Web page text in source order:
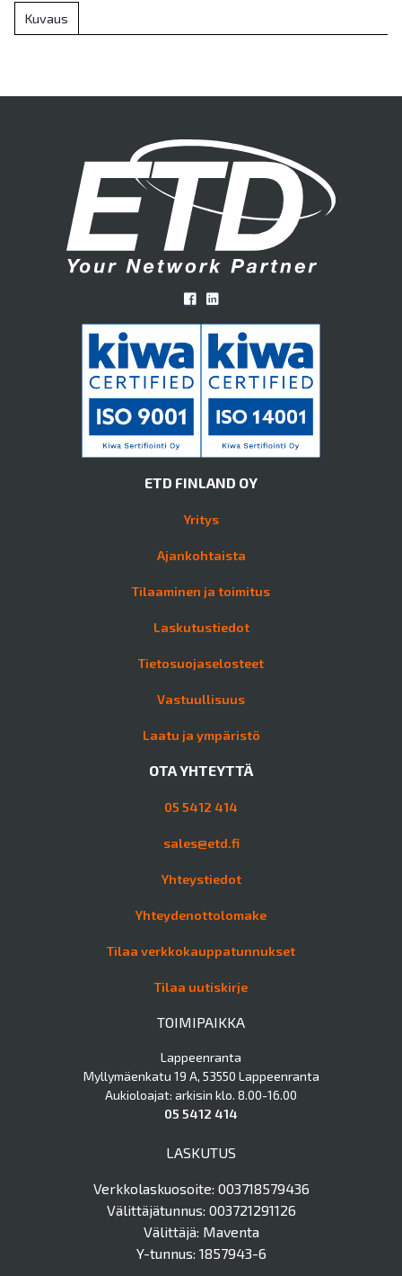
Kuvaus
ETD FINLAND OY
Yritys
Ajankohtaista
Tilaaminen ja toimitus
Laskutustiedot
Tietosuojaselosteet
Vastuullisuus
Laatu ja ympäristö
OTA YHTEYTTÄ
05 5412 414
sales@etd.fi
Yhteystiedot
Yhteydenottolomake
Tilaa verkkokauppatunnukset
Tilaa uutiskirje
TOIMIPAIKKA
Lappeenranta
Myllymäenkatu 19 A, 53550 Lappeenranta
Aukioloajat: arkisin klo. 8.00-16.00
05 5412 414
LASKUTUS
Verkkolaskuosoite: 003718579436
Välittäjätunnus: 003721291126
Välittäjä: Maventa
Y-tunnus: 1857943-6